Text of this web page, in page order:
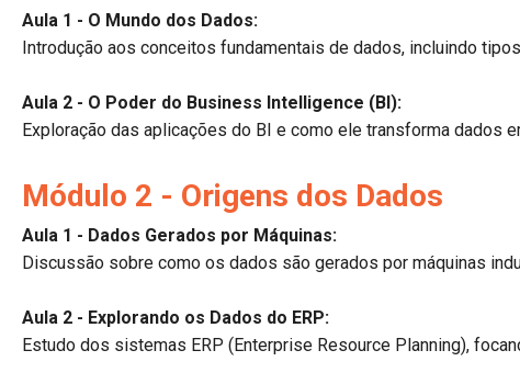
Aula 1 - O Mundo dos Dados:
Introdução aos conceitos fundamentais de dados, incluindo
Aula 2 - O Poder do Business Intelligence (BI):
Exploração das aplicações do BI e como ele transforma dados
Módulo 2 - Origens dos Dados
Aula 1 - Dados Gerados por Máquinas:
Discussão sobre como os dados são gerados por máquinas
Aula 2 - Explorando os Dados do ERP:
Estudo dos sistemas ERP (Enterprise Resource Planning),